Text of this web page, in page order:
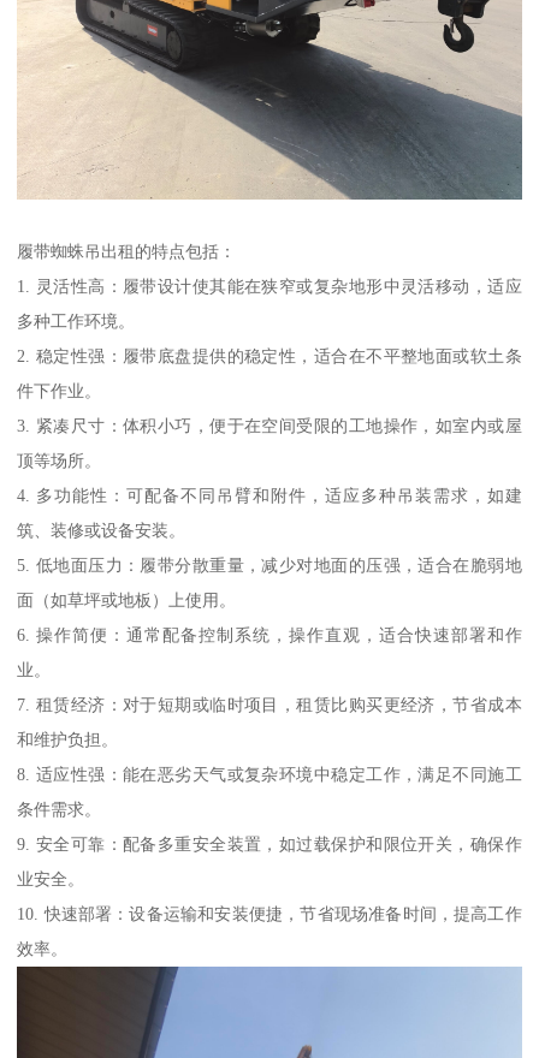
履带蜘蛛吊出租的特点包括：
1. 灵活性高：履带设计使其能在狭窄或复杂地形中灵活移动，适应
多种工作环境。
2. 稳定性强：履带底盘提供的稳定性，适合在不平整地面或软土条
件下作业。
3. 紧凑尺寸：体积小巧，便于在空间受限的工地操作，如室内或屋
顶等场所。
4. 多功能性：可配备不同吊臂和附件，适应多种吊装需求，如建
筑、装修或设备安装。
5. 低地面压力：履带分散重量，减少对地面的压强，适合在脆弱地
面（如草坪或地板）上使用。
6. 操作简便：通常配备控制系统，操作直观，适合快速部署和作
业。
7. 租赁经济：对于短期或临时项目，租赁比购买更经济，节省成本
和维护负担。
8. 适应性强：能在恶劣天气或复杂环境中稳定工作，满足不同施工
条件需求。
9. 安全可靠：配备多重安全装置，如过载保护和限位开关，确保作
业安全。
10. 快速部署：设备运输和安装便捷，节省现场准备时间，提高工作
效率。